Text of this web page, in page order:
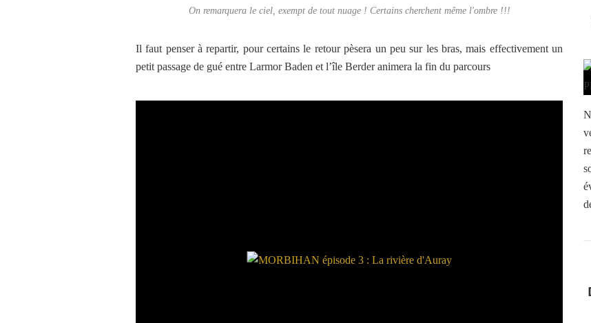
On remarquera le ciel, exempt de tout nuage ! Certains cherchent même l'ombre !!!
Il faut penser à repartir, pour certains le retour pèsera un peu sur les bras, mais effectivement un
petit passage de gué entre Larmor Baden et l’île Berder animera la fin du parcours